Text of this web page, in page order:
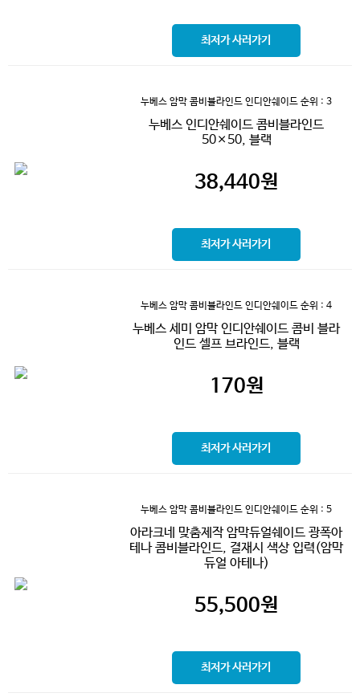
최저가 사러가기
누베스 암막 콤비블라인드 인디안쉐이드 순위 : 3
누베스 인디안쉐이드 콤비블라인드
50×50, 블랙
38,440원
최저가 사러가기
누베스 암막 콤비블라인드 인디안쉐이드 순위 : 4
누베스 세미 암막 인디안쉐이드 콤비 블라
인드 셀프 브라인드, 블랙
170원
최저가 사러가기
누베스 암막 콤비블라인드 인디안쉐이드 순위 : 5
아라크네 맞춤제작 암막듀얼쉐이드 광폭아
테나 콤비블라인드, 결재시 색상 입력(암막
듀얼 아테나)
55,500원
최저가 사러가기